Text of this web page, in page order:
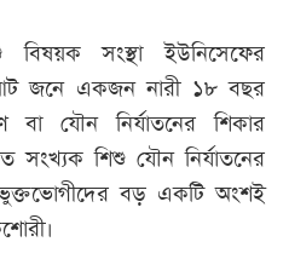
বিষয়ক সংস্থা ইউনিসেফের
জনে একজন নারী ১৮ বছর
যৌন নির্যাতনের শিকার
সংখ্যক শিশু যৌন নির্যাতনের
ভুক্তভোগীদের বড় একটি অংশই